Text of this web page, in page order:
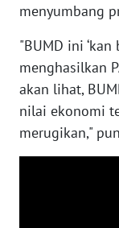
menyumbang
"BUMD ini
menghasilkan
akan lihat,
nilai ekonomi
merugikan,"
WN
SERAMBI
WN
WN
SULTRA